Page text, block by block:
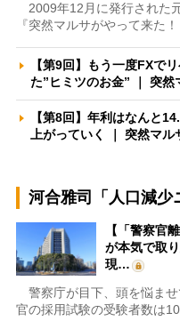
2009年12月に発行された
『突然マルサがやって来た
【第9回】もう一度FXで
た”ヒミツのお金” ｜ 突
【第8回】年利はなんと
上がっていく ｜ 突然マ
河合雅司「人口減少
【「警察官
が本気で取
現…
警察庁が目下、頭を悩ま
官の採用試験の受験者数は